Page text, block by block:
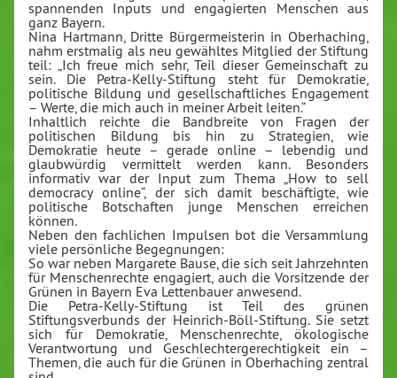
spannenden Inputs und engagierten Menschen aus
ganz Bayern.
Nina Hartmann, Dritte Bürgermeisterin in Oberhaching,
nahm erstmalig als neu gewähltes Mitglied der Stiftung
teil: „Ich freue mich sehr, Teil dieser Gemeinschaft zu
sein. Die Petra-Kelly-Stiftung steht für Demokratie,
politische Bildung und gesellschaftliches Engagement
– Werte, die mich auch in meiner Arbeit leiten.“
Inhaltlich reichte die Bandbreite von Fragen der
politischen Bildung bis hin zu Strategien, wie
Demokratie heute – gerade online – lebendig und
glaubwürdig vermittelt werden kann. Besonders
informativ war der Input zum Thema „How to sell
democracy online“, der sich damit beschäftigte, wie
politische Botschaften junge Menschen erreichen
können.
Neben den fachlichen Impulsen bot die Versammlung
viele persönliche Begegnungen:
So war neben Margarete Bause, die sich seit Jahrzehnten
für Menschenrechte engagiert, auch die Vorsitzende der
Grünen in Bayern Eva Lettenbauer anwesend.
Die Petra-Kelly-Stiftung ist Teil des grünen
Stiftungsverbunds der Heinrich-Böll-Stiftung. Sie setzt
sich für Demokratie, Menschenrechte, ökologische
Verantwortung und Geschlechtergerechtigkeit ein –
Themen, die auch für die Grünen in Oberhaching zentral